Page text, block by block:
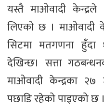
यस्तै माओवादी केन्द्रले
लिएको छ । माओवादी
सिटमा मतगणना हुँदा
देखिन्छ। सत्ता
माओवादी केन्द्रका
पछाडि रहेको पाइएको छ ।